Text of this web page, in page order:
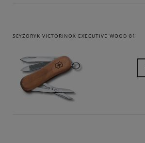
SCYZORYK VICTORINOX EXECUTIVE WOOD 81